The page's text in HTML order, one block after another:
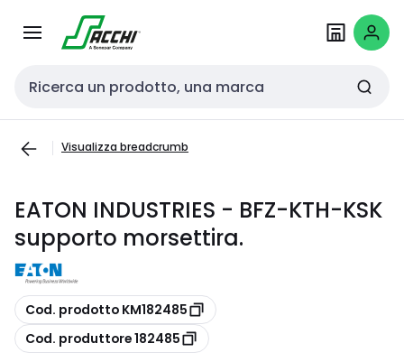
navigazionecontenuto
Cerca input
Visualizza breadcrumb
EATON INDUSTRIES - BFZ-KTH-KSK
supporto morsettira.
copia
Cod. prodotto KM182485
copia
Cod. produttore 182485